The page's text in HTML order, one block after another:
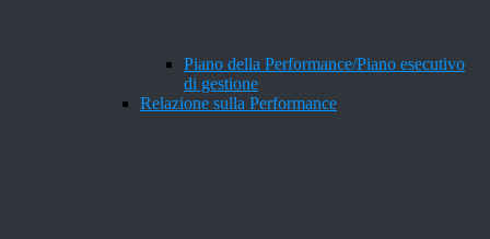
Piano della Performance/Piano esecutivo
di gestione
Relazione sulla Performance